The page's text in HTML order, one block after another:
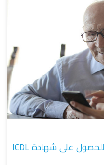
16 ألف شخص جديد يسجلون للحصول على شهادة ICDL